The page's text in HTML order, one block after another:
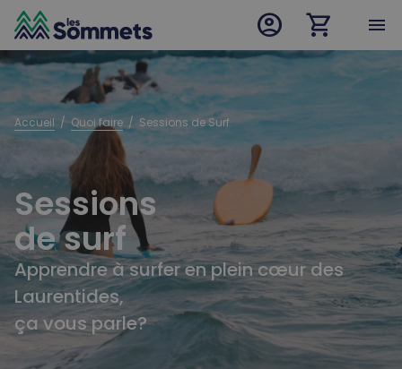
desktop logo
mobile logo
account_circle shopping_cart menu
Sessions
de surf
Apprendre à surfer en plein cœur des
Laurentides,
ça vous parle?
Accueil
  /
Quoi faire
  /
Sessions de Surf